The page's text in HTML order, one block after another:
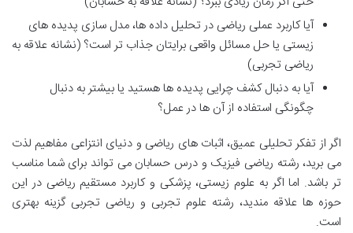
آیا کاربرد عملی ریاضی در تحلیل داده ها، مدل سازی پدیده های
زیستی یا حل مسائل واقعی برایتان جذاب تر است؟ (نشانه علاقه به
ریاضی تجربی)
آیا به دنبال کشف چرایی پدیده ها هستید یا بیشتر به دنبال
چگونگی استفاده از آن ها در عمل؟
اگر از تفکر تحلیلی عمیق، اثبات های ریاضی و دنیای انتزاعی مفاهیم لذت
می برید، رشته ریاضی فیزیک و درس حسابان می تواند برای شما مناسب
تر باشد. اما اگر به علوم زیستی، پزشکی و کاربرد مستقیم ریاضی در این
حوزه ها علاقه مندید، رشته علوم تجربی و ریاضی تجربی گزینه بهتری
است.